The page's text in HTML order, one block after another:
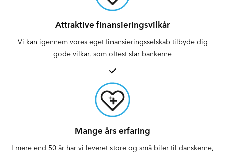
Attraktive finansieringsvilkår
Vi kan igennem vores eget finansieringsselskab tilbyde dig
gode vilkår, som oftest slår bankerne
Mange års erfaring
I mere end 50 år har vi leveret store og små biler til danskerne,